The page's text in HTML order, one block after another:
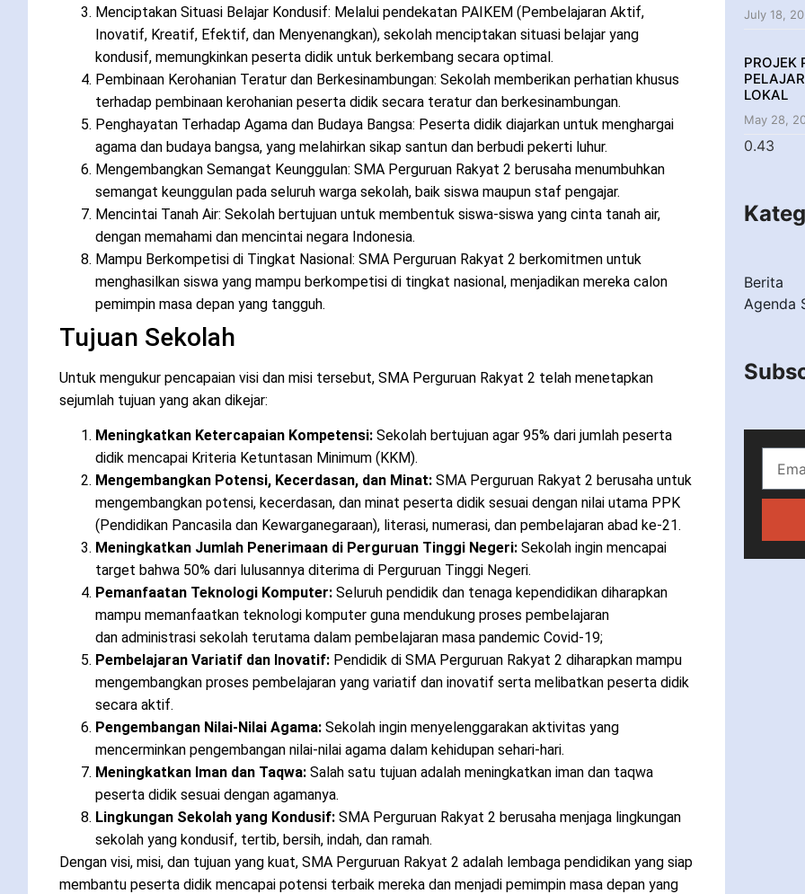
Menciptakan Situasi Belajar Kondusif: Melalui pendekatan PAIKEM (Pembelajaran Aktif,
Inovatif, Kreatif, Efektif, dan Menyenangkan), sekolah menciptakan situasi belajar yang
kondusif, memungkinkan peserta didik untuk berkembang secara optimal.
Pembinaan Kerohanian Teratur dan Berkesinambungan: Sekolah memberikan perhatian khusus
terhadap pembinaan kerohanian peserta didik secara teratur dan berkesinambungan.
Penghayatan Terhadap Agama dan Budaya Bangsa: Peserta didik diajarkan untuk menghargai
agama dan budaya bangsa, yang melahirkan sikap santun dan berbudi pekerti luhur.
Mengembangkan Semangat Keunggulan: SMA Perguruan Rakyat 2 berusaha menumbuhkan
semangat keunggulan pada seluruh warga sekolah, baik siswa maupun staf pengajar.
Mencintai Tanah Air: Sekolah bertujuan untuk membentuk siswa-siswa yang cinta tanah air,
dengan memahami dan mencintai negara Indonesia.
Mampu Berkompetisi di Tingkat Nasional: SMA Perguruan Rakyat 2 berkomitmen untuk
menghasilkan siswa yang mampu berkompetisi di tingkat nasional, menjadikan mereka calon
pemimpin masa depan yang tangguh.
Tujuan Sekolah
Untuk mengukur pencapaian visi dan misi tersebut, SMA Perguruan Rakyat 2 telah menetapkan
sejumlah tujuan yang akan dikejar:
Meningkatkan Ketercapaian Kompetensi: Sekolah bertujuan agar 95% dari jumlah peserta
didik mencapai Kriteria Ketuntasan Minimum (KKM).
Mengembangkan Potensi, Kecerdasan, dan Minat: SMA Perguruan Rakyat 2 berusaha untuk
mengembangkan potensi, kecerdasan, dan minat peserta didik sesuai dengan nilai utama PPK
(Pendidikan Pancasila dan Kewarganegaraan), literasi, numerasi, dan pembelajaran abad ke-21.
Meningkatkan Jumlah Penerimaan di Perguruan Tinggi Negeri: Sekolah ingin mencapai
target bahwa 50% dari lulusannya diterima di Perguruan Tinggi Negeri.
Pemanfaatan Teknologi Komputer: Seluruh pendidik dan tenaga kependidikan diharapkan
mampu memanfaatkan teknologi komputer guna mendukung proses pembelajaran
dan administrasi sekolah terutama dalam pembelajaran masa pandemic Covid-19;
Pembelajaran Variatif dan Inovatif: Pendidik di SMA Perguruan Rakyat 2 diharapkan mampu
mengembangkan proses pembelajaran yang variatif dan inovatif serta melibatkan peserta didik
secara aktif.
Pengembangan Nilai-Nilai Agama: Sekolah ingin menyelenggarakan aktivitas yang
mencerminkan pengembangan nilai-nilai agama dalam kehidupan sehari-hari.
Meningkatkan Iman dan Taqwa: Salah satu tujuan adalah meningkatkan iman dan taqwa
peserta didik sesuai dengan agamanya.
Lingkungan Sekolah yang Kondusif: SMA Perguruan Rakyat 2 berusaha menjaga lingkungan
sekolah yang kondusif, tertib, bersih, indah, dan ramah.
Dengan visi, misi, dan tujuan yang kuat, SMA Perguruan Rakyat 2 adalah lembaga pendidikan yang siap
membantu peserta didik mencapai potensi terbaik mereka dan menjadi pemimpin masa depan yang
July 18,
PROJEK
LOKAL
May 28,
Berita
Agenda